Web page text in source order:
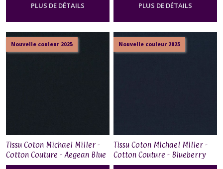
PLUS DE DÉTAILS PLUS DE DÉTAILS
Nouvelle couleur 2025
Tissu Coton Michael Miller -
Cotton Couture - Aegean Blue
Nouvelle couleur 2025
Tissu Coton Michael Miller -
Cotton Couture - Blueberry